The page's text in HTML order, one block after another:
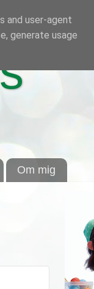
Om mig
and user-agent
generate usage